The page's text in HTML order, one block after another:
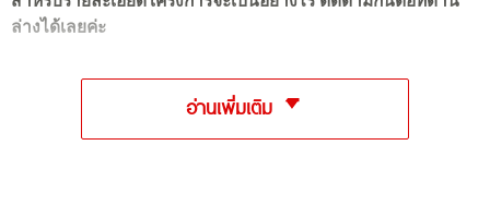
ล่างได้เลยค่ะ
อ่านเพิ่มเติม